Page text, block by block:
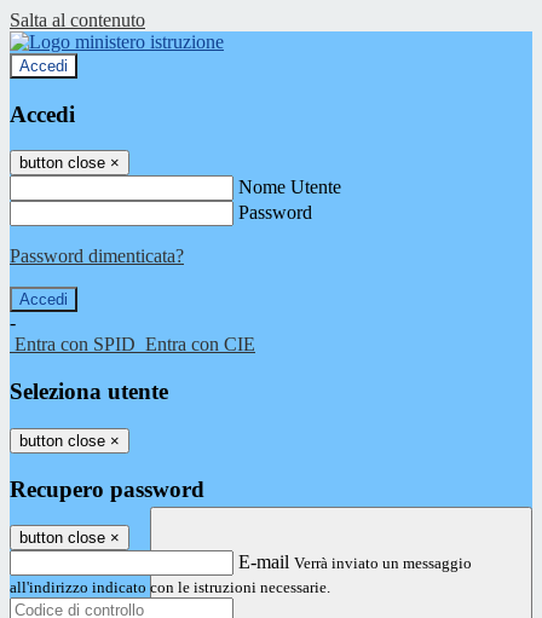
Salta al contenuto
Accedi
Accedi
button close ×
Nome Utente
Password
Password dimenticata?
-
Entra con SPID Entra con CIE
Seleziona utente
button close ×
Recupero password
button close ×
E-mail Verrà inviato un messaggio
all'indirizzo indicato con le istruzioni necessarie.